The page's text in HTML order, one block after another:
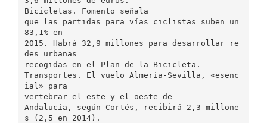
Bicicletas. Fomento señala
que las partidas para vías ciclistas suben un
83,1% en
2015. Habrá 32,9 millones para desarrollar re
des urbanas
recogidas en el Plan de la Bicicleta.
Transportes. El vuelo Almería-Sevilla, «esenc
ial» para
vertebrar el este y el oeste de
Andalucía, según Cortés, recibirá 2,3 millone
s (2,5 en 2014).